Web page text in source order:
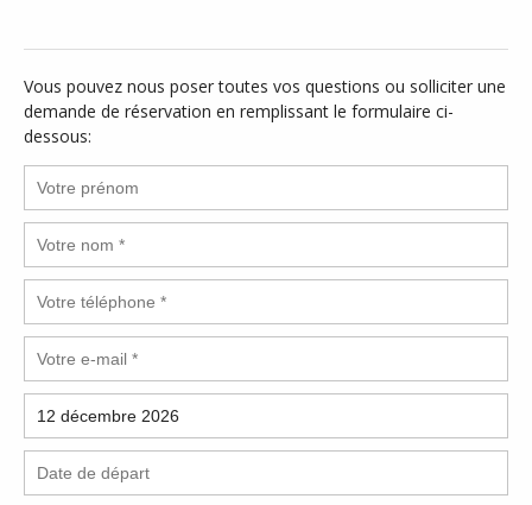
Vous pouvez nous poser toutes vos questions ou solliciter une
demande de réservation en remplissant le formulaire ci-
dessous: